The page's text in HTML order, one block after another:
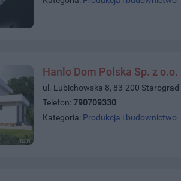
Hanlo Dom Polska Sp. z o.o.
ul. Lubichowska 8, 83-200 Starograd
Telefon:790709330
Kategoria: Produkcja i budownictwo